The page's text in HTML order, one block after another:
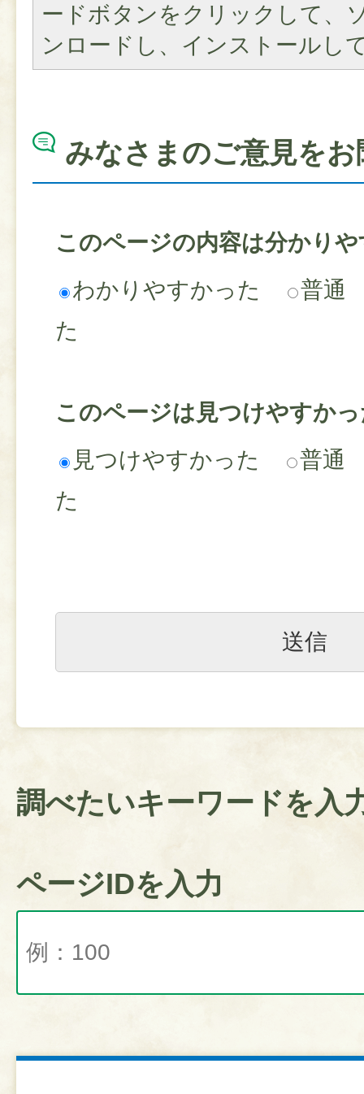
ードボタンをクリックして、
ンロードし、インストールし
みなさまのご意見を
このページの内容は分かり
わかりやすかった
普通
た
このページは見つけやすか
見つけやすかった
普通
た
調べたいキーワードを入
ページIDを入力